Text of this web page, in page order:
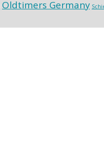
Oldtimers Germany